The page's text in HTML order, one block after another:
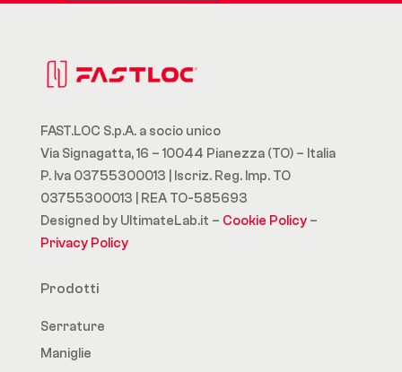
FAST.LOC S.p.A. a socio unico
Via Signagatta, 16 – 10044 Pianezza (TO) – Italia
P. Iva 03755300013 | Iscriz. Reg. Imp. TO
03755300013 | REA TO-585693
Designed by UltimateLab.it – Cookie Policy–
Privacy Policy
Prodotti
Serrature
Maniglie